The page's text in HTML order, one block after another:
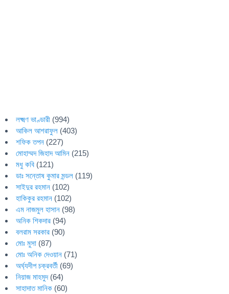
লক্ষ্মণ ভাণ্ডারী (994)
আকিল আশরাফুল (403)
শফিক তপন (227)
মোহাম্মদ জিহাদ আমিন (215)
মধু কবি (121)
ডাঃ সন্তোষ কুমার মন্ডল (119)
সাইদুর রহমান (102)
হাকিকুর রহমান (102)
এম নাজমুল হাসান (98)
অনিক শিকদার (94)
বলরাম সরকার (90)
মোঃ মুসা (87)
মোঃ অনিক দেওয়ান (71)
অর্ঘ্যদীপ চক্রবর্তী (69)
নিয়াজ মাহমুদ(64)
সাহাদাত মানিক (60)